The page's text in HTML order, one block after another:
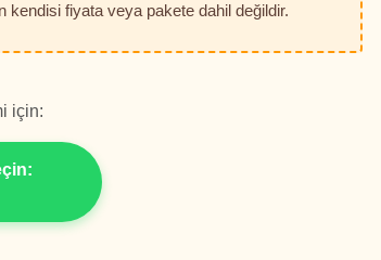
kendisi fiyata veya pakete dahil değildir.
için: